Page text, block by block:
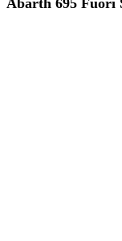
Abarth 695 Fuori